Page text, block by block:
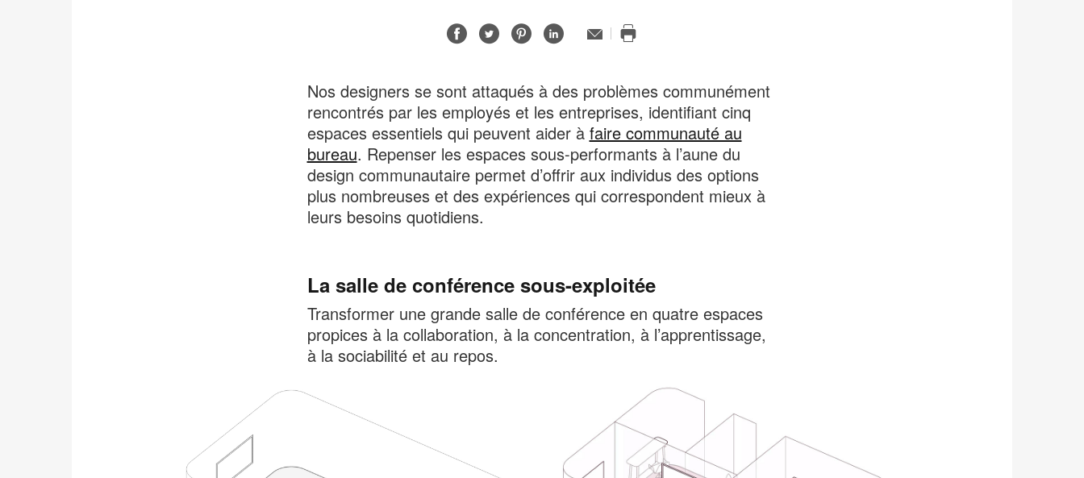
PartagerPartagerPartagerPartager
Adresse
page
Nos designers se sont attaqués à des problèmes communément
rencontrés par les employés et les entreprises, identifiant cinq
espaces essentiels qui peuvent aider à faire communauté au
bureau. Repenser les espaces sous-performants à l’aune du
design communautaire permet d’offrir aux individus des options
plus nombreuses et des expériences qui correspondent mieux à
leurs besoins quotidiens.
La salle de conférence sous-exploitée
Transformer une grande salle de conférence en quatre espaces
propices à la collaboration, à la concentration, à l’apprentissage,
à la sociabilité et au repos.